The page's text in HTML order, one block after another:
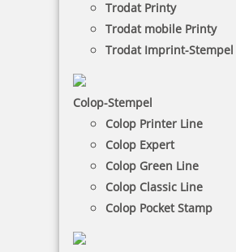
Trodat Printy
Trodat mobile Printy
Trodat Imprint-Stempel
Colop-Stempel
Colop Printer Line
Colop Expert
Colop Green Line
Colop Classic Line
Colop Pocket Stamp
Max. Zeilen: 5
Max. Abdruckmaße: 47 x 18 mm
Kissenfarben: BLAU, FARBLOS,
Colop Green Line Printer 30
22,57 €